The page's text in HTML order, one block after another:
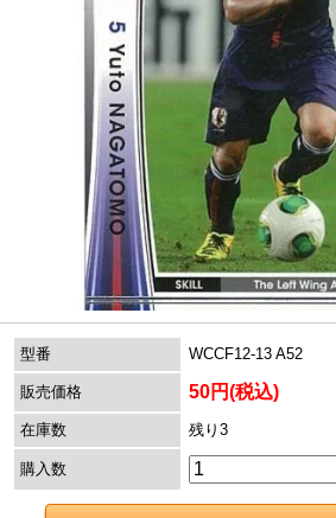
型番 WCCF12-13 A52
販売価格 50円(税込)
在庫数 残り3
購入数